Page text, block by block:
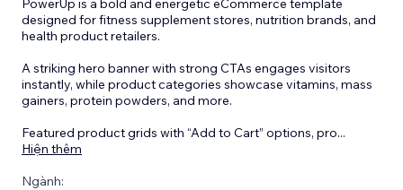
designed for fitness supplement stores, nutrition brands, and
health product retailers.
A striking hero banner with strong CTAs engages visitors
instantly, while product categories showcase vitamins, mass
gainers, protein powders, and more.
Featured product grids with “Add to Cart” options, pro...
Hiện thêm
Ngành: